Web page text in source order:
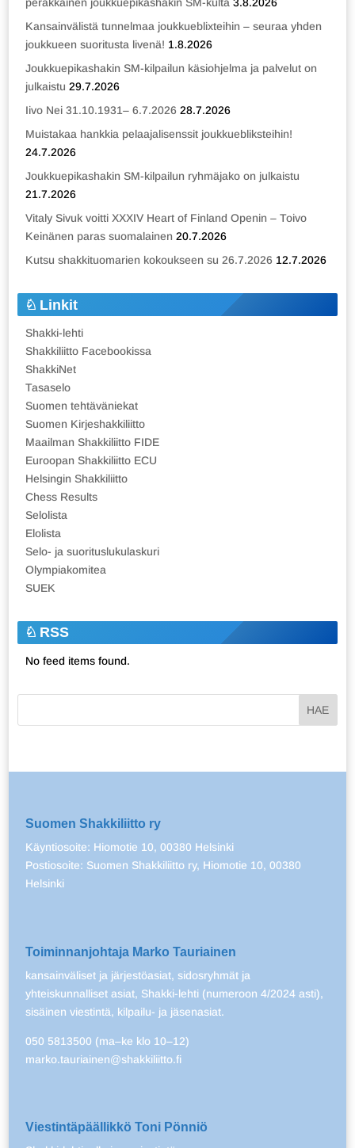
Kansainvälistä tunnelmaa joukkueblixteihin – seuraa yhden
joukkueen suoritusta livenä! 1.8.2026
Joukkuepikashakin SM-kilpailun käsiohjelma ja palvelut on
julkaistu 29.7.2026
Iivo Nei 31.10.1931– 6.7.2026 28.7.2026
Muistakaa hankkia pelaajalisenssit joukkuebliksteihin!
24.7.2026
Joukkuepikashakin SM-kilpailun ryhmäjako on julkaistu
21.7.2026
Vitaly Sivuk voitti XXXIV Heart of Finland Openin – Toivo
Keinänen paras suomalainen 20.7.2026
Kutsu shakkituomarien kokoukseen su 26.7.2026 12.7.2026
Linkit
Shakki-lehti
Shakkiliitto Facebookissa
ShakkiNet
Tasaselo
Suomen tehtäväniekat
Suomen Kirjeshakkiliitto
Maailman Shakkiliitto FIDE
Euroopan Shakkiliitto ECU
Helsingin Shakkiliitto
Chess Results
Selolista
Elolista
Selo- ja suorituslukulaskuri
Olympiakomitea
SUEK
RSS
No feed items found.
Suomen Shakkiliitto ry
Käyntiosoite: Hiomotie 10, 00380 Helsinki
Postiosoite: Suomen Shakkiliitto ry, Hiomotie 10, 00380
Helsinki
Toiminnanjohtaja Marko Tauriainen
kansainväliset ja järjestöasiat, sidosryhmät ja
yhteiskunnalliset asiat, Shakki-lehti (numeroon 4/2024 asti),
sisäinen viestintä, kilpailu- ja jäsenasiat.
050 5813500 (ma–ke klo 10–12)
marko.tauriainen@shakkiliitto.fi
Viestintäpäällikkö Toni Pönniö